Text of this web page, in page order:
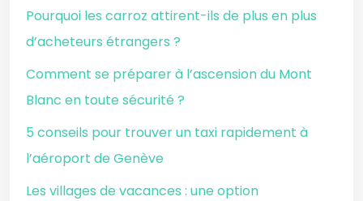
Pourquoi les carroz attirent-ils de plus en plus
d’acheteurs étrangers ?
Comment se préparer à l’ascension du Mont
Blanc en toute sécurité ?
5 conseils pour trouver un taxi rapidement à
l’aéroport de Genève
Les villages de vacances : une option